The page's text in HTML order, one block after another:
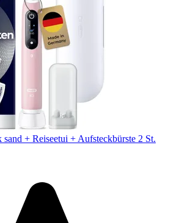
+ Reiseetui + Aufsteckbürste 2 St.